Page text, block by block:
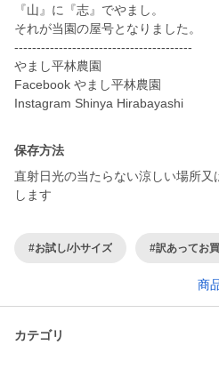
『山』に『志』でやまし。
それが当園の屋号となりました。
----------------------------------------
やまし平林農園
Facebook やまし平林農園
Instagram Shinya Hirabayashi
保存方法
直射日光の当たらない涼しい場所
します
#お試し/小サイズ #訳あってお
商
カテゴリ